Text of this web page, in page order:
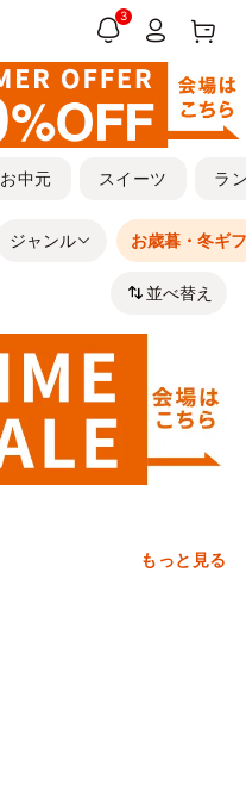
3
お中元 スイーツ ラ
ジャンル お歳暮・冬ギ
並べ替え
もっと見る